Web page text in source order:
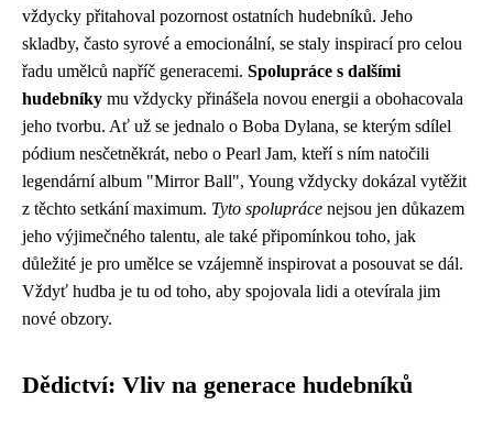
vždycky přitahoval pozornost ostatních hudebníků. Jeho
skladby, často syrové a emocionální, se staly inspirací pro celou
řadu umělců napříč generacemi. Spolupráce s dalšími
hudebníky mu vždycky přinášela novou energii a obohacovala
jeho tvorbu. Ať už se jednalo o Boba Dylana, se kterým sdílel
pódium nesčetněkrát, nebo o Pearl Jam, kteří s ním natočili
legendární album "Mirror Ball", Young vždycky dokázal vytěžit
z těchto setkání maximum. Tyto spolupráce nejsou jen důkazem
jeho výjimečného talentu, ale také připomínkou toho, jak
důležité je pro umělce se vzájemně inspirovat a posouvat se dál.
Vždyť hudba je tu od toho, aby spojovala lidi a otevírala jim
nové obzory.
Dědictví: Vliv na generace hudebníků